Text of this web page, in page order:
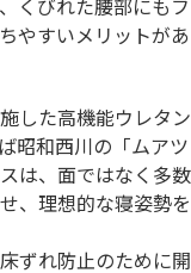
くびれた腰部にもフ
やすいメリットがあ
した高機能ウレタン
昭和西川の「ムアツ
は、面ではなく多数
、理想的な寝姿勢を
ずれ防止のために開